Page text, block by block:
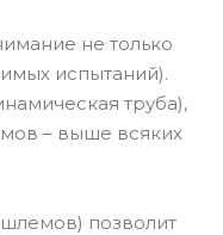
не только
испытаний).
труба),
– выше всяких
позволит